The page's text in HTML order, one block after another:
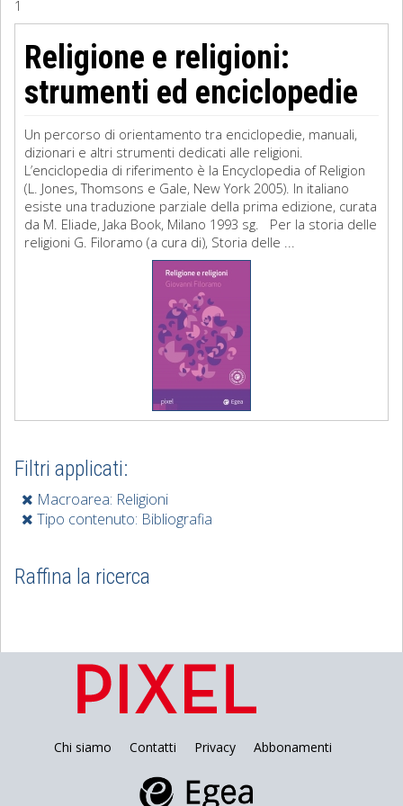
Filosofia
Matematica
Diritto
1
Religione e religioni:
strumenti ed enciclopedie
Un percorso di orientamento tra enciclopedie, manuali,
dizionari e altri strumenti dedicati alle religioni.
L’enciclopedia di riferimento è la Encyclopedia of Religion
(L. Jones, Thomsons e Gale, New York 2005). In italiano
esiste una traduzione parziale della prima edizione, curata
da M. Eliade, Jaka Book, Milano 1993 sg. Per la storia delle
religioni G. Filoramo (a cura di), Storia delle ...
Filtri applicati:
Macroarea: Religioni
Tipo contenuto: Bibliografia
Raffina la ricerca
Chi siamo Contatti Privacy Abbonamenti